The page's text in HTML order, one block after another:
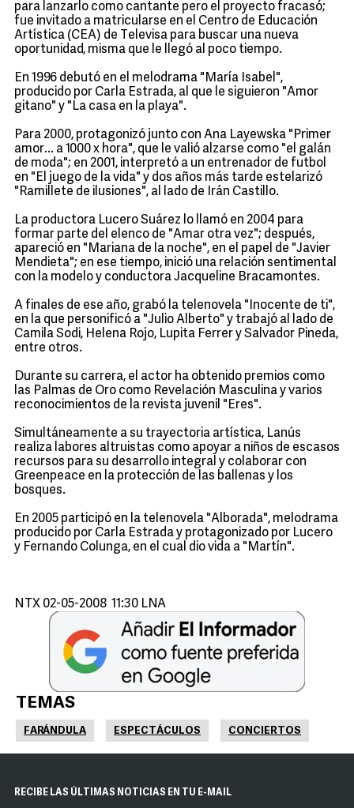
para lanzarlo como cantante pero el proyecto fracasó;
fue invitado a matricularse en el Centro de Educación
Artística (CEA) de Televisa para buscar una nueva
oportunidad, misma que le llegó al poco tiempo.
En 1996 debutó en el melodrama "María Isabel",
producido por Carla Estrada, al que le siguieron "Amor
gitano" y "La casa en la playa".
Para 2000, protagonizó junto con Ana Layewska "Primer
amor... a 1000 x hora", que le valió alzarse como "el galán
de moda"; en 2001, interpretó a un entrenador de futbol
en "El juego de la vida" y dos años más tarde estelarizó
"Ramillete de ilusiones", al lado de Irán Castillo.
La productora Lucero Suárez lo llamó en 2004 para
formar parte del elenco de "Amar otra vez"; después,
apareció en "Mariana de la noche", en el papel de "Javier
Mendieta"; en ese tiempo, inició una relación sentimental
con la modelo y conductora Jacqueline Bracamontes.
A finales de ese año, grabó la telenovela "Inocente de ti",
en la que personificó a "Julio Alberto" y trabajó al lado de
Camila Sodi, Helena Rojo, Lupita Ferrer y Salvador Pineda,
entre otros.
Durante su carrera, el actor ha obtenido premios como
las Palmas de Oro como Revelación Masculina y varios
reconocimientos de la revista juvenil "Eres".
Simultáneamente a su trayectoria artística, Lanús
realiza labores altruistas como apoyar a niños de escasos
recursos para su desarrollo integral y colaborar con
Greenpeace en la protección de las ballenas y los
bosques.
En 2005 participó en la telenovela "Alborada", melodrama
producido por Carla Estrada y protagonizado por Lucero
y Fernando Colunga, en el cual dio vida a "Martín".
NTX 02-05-2008 11:30 LNA
TEMAS
FARÁNDULA ESPECTÁCULOS CONCIERTOS
RECIBE LAS ÚLTIMAS NOTICIAS EN TU E-MAIL